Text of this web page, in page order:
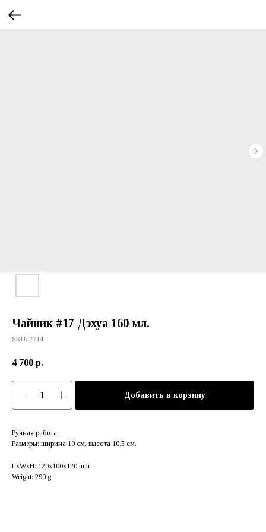
Чайник #17 Дэхуа 160 мл.
SKU: 2714
4 700 р.
Добавить в корзину
Ручная работа.
Размеры: ширина 10 см, высота 10,5 см.
LxWxH: 120x100x120 mm
Weight: 290 g